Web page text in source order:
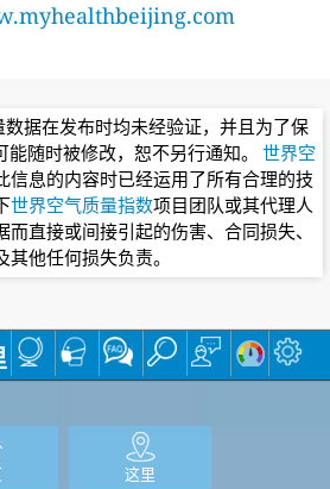
数据在发布时均未经验证，并且为了保
随时被修改，恕不另行通知。 世界空
信息的内容时已经运用了所有合理的技
世界空气质量指数项目团队或其代理人
直接或间接引起的伤害、合同损失、
其他任何损失负责。
这里